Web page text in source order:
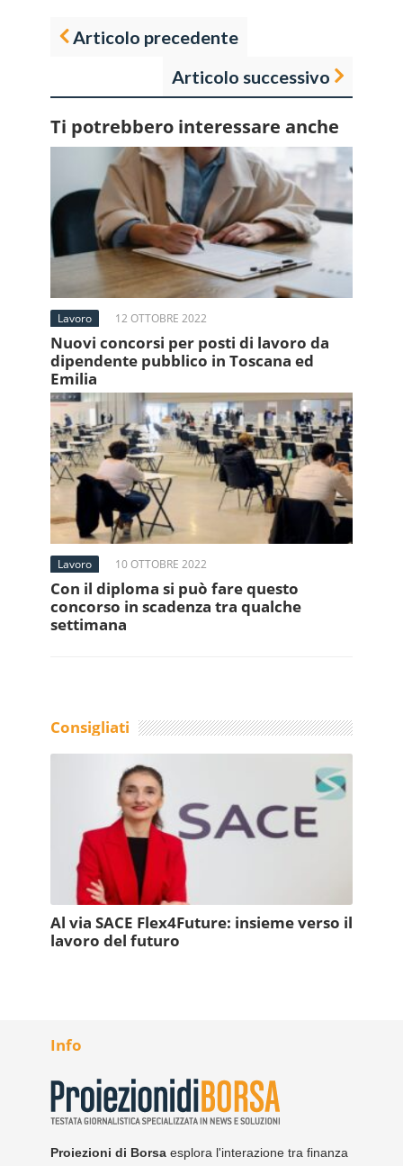
Articolo precedente
Articolo successivo
Ti potrebbero interessare anche
Lavoro 12 OTTOBRE 2022
Nuovi concorsi per posti di lavoro da
dipendente pubblico in Toscana ed
Emilia
Lavoro 10 OTTOBRE 2022
Con il diploma si può fare questo
concorso in scadenza tra qualche
settimana
Consigliati
Al via SACE Flex4Future: insieme verso il
lavoro del futuro
Info
Proiezioni di Borsa esplora l'interazione tra finanza